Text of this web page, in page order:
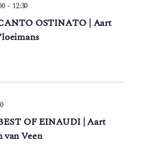
OSTINATO | Aart
– 12:30
OF EINAUDI | Aart
van Veen